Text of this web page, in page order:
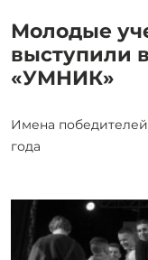
Молодые
выступили
«УМНИК»
Имена победителей
года